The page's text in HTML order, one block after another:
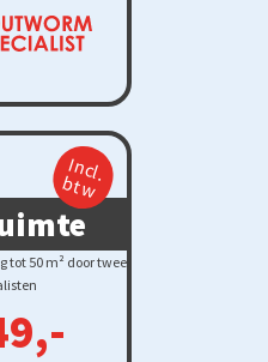
Incl.
btw
tot 50 m² door twee